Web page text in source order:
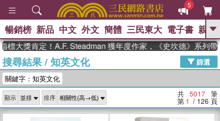
5
GO
高希均教授回憶錄
、 The Odyssey 、 父親節 、 如果歷
獎 臺灣漫遊錄 、 方念華 、 台灣的李
登輝時代
數學女孩：黎曼猜想 、
偉大的迷走神經
暢銷榜 新品 中文 外文 簡體 三民東大 電子書 親子
肯定！A.F. Steadman 獲年度作家，《史坎德》系列帶你踏上
搜尋結果/ 知英文化
篩選
關鍵字：知英文化
顯示 排序 共 5017 筆
第 1 / 126 頁